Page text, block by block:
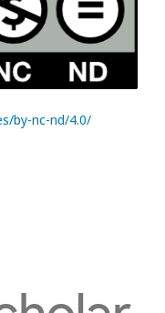
by-nc-nd/4.0/